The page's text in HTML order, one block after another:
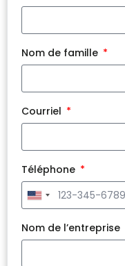
Nom de famille
Courriel
Téléphone
United
States
+1
Nom de l’entreprise